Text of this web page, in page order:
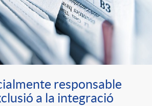
responsable
a la integració